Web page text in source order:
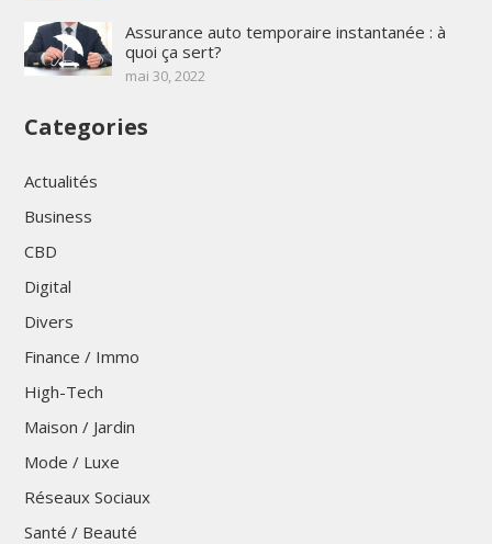
Assurance auto temporaire instantanée : à
quoi ça sert?
mai 30, 2022
Categories
Actualités
Business
CBD
Digital
Divers
Finance / Immo
High-Tech
Maison / Jardin
Mode / Luxe
Réseaux Sociaux
Santé / Beauté